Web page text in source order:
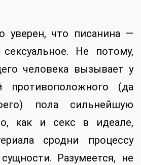
уверен, что писанина —
Не потому,
человека вызывает у
противоположного (да
пола сильнейшую
как и секс в идеале,
сродни процессу
Разумеется, не